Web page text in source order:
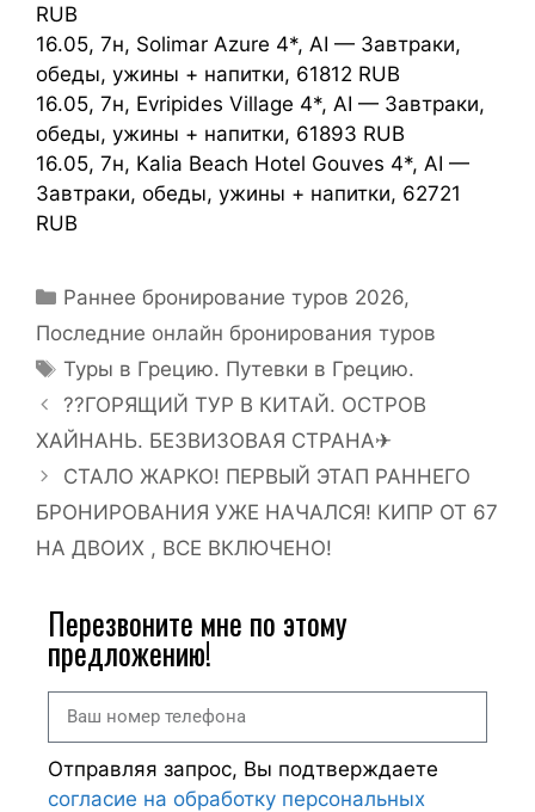
RUB
16.05, 7н, Solimar Azure 4*, AI — Завтраки,
обеды, ужины + напитки, 61812 RUB
16.05, 7н, Evripides Village 4*, AI — Завтраки,
обеды, ужины + напитки, 61893 RUB
16.05, 7н, Kalia Beach Hotel Gouves 4*, AI —
Завтраки, обеды, ужины + напитки, 62721
RUB
Раннее бронирование туров 2026,
Последние онлайн бронирования туров
Туры в Грецию. Путевки в Грецию.
??ГОРЯЩИЙ ТУР В КИТАЙ. ОСТРОВ
ХАЙНАНЬ. БЕЗВИЗОВАЯ СТРАНА✈
СТАЛО ЖАРКО! ПЕРВЫЙ ЭТАП РАННЕГО
БРОНИРОВАНИЯ УЖЕ НАЧАЛСЯ! КИПР ОТ 67
НА ДВОИХ , ВСЕ ВКЛЮЧЕНО!
Перезвоните мне по этому
предложению!
Отправляя запрос, Вы подтверждаете
согласие на обработку персональных